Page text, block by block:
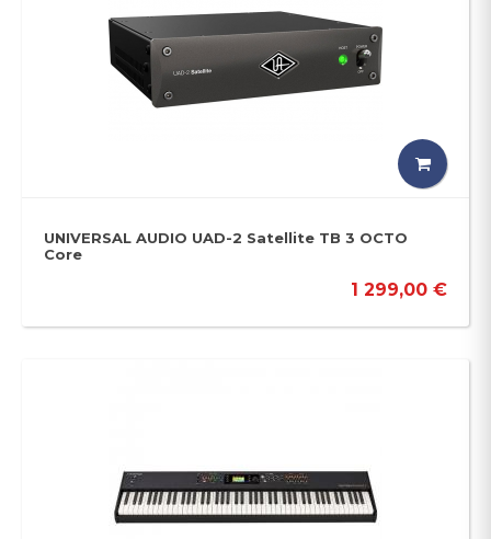
UNIVERSAL AUDIO UAD-2 Satellite TB 3 OCTO
Core
1 299,00 €